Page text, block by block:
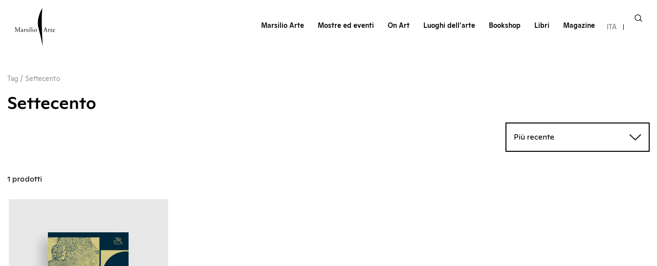
Marsilio Arte Mostre ed eventi On Art Luoghi dell’arte Bookshop Libri Magazine ITA
Tag / Settecento
Settecento
Più recente
1 prodotti